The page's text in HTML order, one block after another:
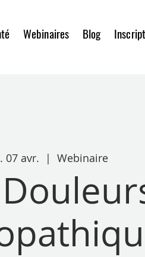
Webinaires Blog
07 avr.
  |
Webinaire